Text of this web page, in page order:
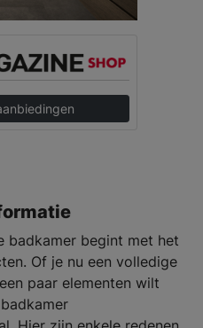
badkamer begint met het
Of je nu een volledige
paar elementen wilt